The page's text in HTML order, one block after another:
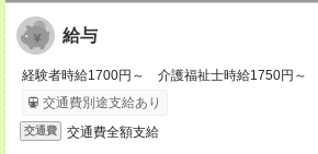
給与
経験者時給1700円～ 介護福祉士時給1750円
交通費別途支給あり
交通費 交通費全額支給